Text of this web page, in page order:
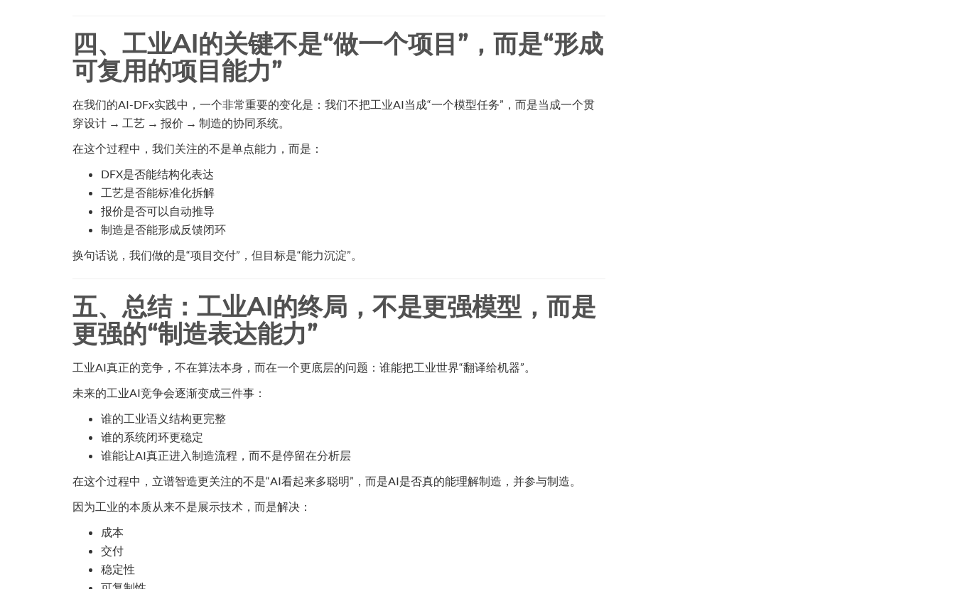
四、工业AI的关键不是“做一个项目”，而是“形成
可复用的项目能力”
在我们的AI-DFx实践中，一个非常重要的变化是：我们不把工业AI当成“一个模型任务”，而是当成一个贯
穿设计 → 工艺 → 报价 → 制造的协同系统。
在这个过程中，我们关注的不是单点能力，而是：
DFX是否能结构化表达
工艺是否能标准化拆解
报价是否可以自动推导
制造是否能形成反馈闭环
换句话说，我们做的是“项目交付”，但目标是“能力沉淀”。
五、总结：工业AI的终局，不是更强模型，而是
更强的“制造表达能力”
工业AI真正的竞争，不在算法本身，而在一个更底层的问题：谁能把工业世界“翻译给机器”。
未来的工业AI竞争会逐渐变成三件事：
谁的工业语义结构更完整
谁的系统闭环更稳定
谁能让AI真正进入制造流程，而不是停留在分析层
在这个过程中，立谱智造更关注的不是“AI看起来多聪明”，而是AI是否真的能理解制造，并参与制造。
因为工业的本质从来不是展示技术，而是解决：
成本
交付
稳定性